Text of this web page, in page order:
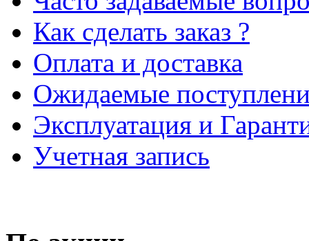
Как сделать заказ ?
Оплата и доставка
Ожидаемые
Эксплуатация и
Учетная запись